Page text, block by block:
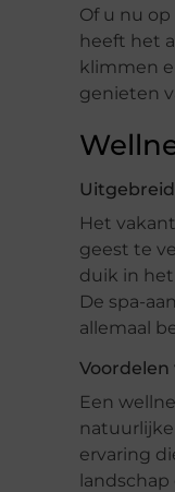
Of u nu
heeft het
klimmen
genieten
Het
geest te
duik in
De spa-
allemaal
Voordelen
Een
ervaring